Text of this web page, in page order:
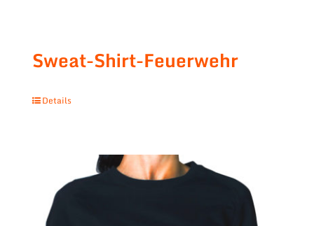
Sweat-Shirt-Feuerwehr
Details